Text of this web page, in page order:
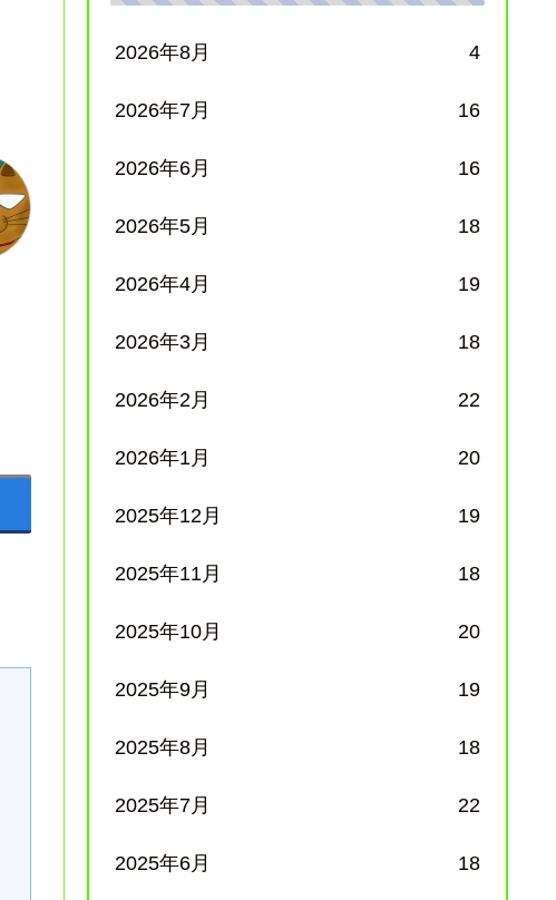
2026年8月 4
2026年7月 16
2026年6月 16
2026年5月 18
2026年4月 19
2026年3月 18
2026年2月 22
2026年1月 20
2025年12月 19
2025年11月 18
2025年10月 20
2025年9月 19
2025年8月 18
2025年7月 22
2025年6月 18